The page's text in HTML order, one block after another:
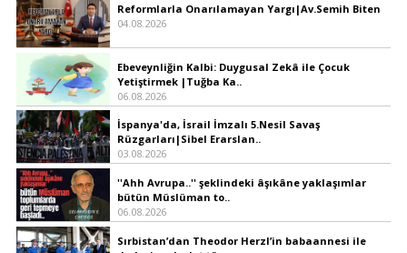
Reformlarla Onarılamayan Yargı|Av.Semih Biten
04.08.2026
Ebeveynliğin Kalbi: Duygusal Zekâ ile Çocuk
Yetiştirmek |Tuğba Ka..
06.08.2026
İspanya'da, İsrail İmzalı 5.Nesil Savaş
Rüzgarları|Sibel Erarslan..
03.08.2026
''Ahh Avrupa..'' şeklindeki âşıkâne yaklaşımlar
bütün Müslüman to..
06.08.2026
Sırbistan’dan Theodor Herzl’in babaannesi ile